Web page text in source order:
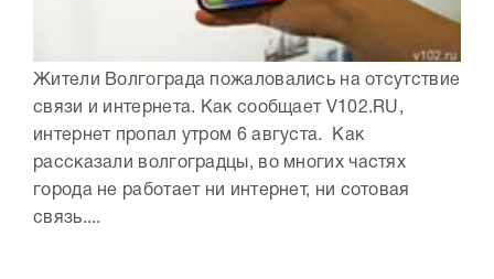
Жители Волгограда пожаловались на отсутствие
связи и интернета. Как сообщает V102.RU,
интернет пропал утром 6 августа. Как
рассказали волгоградцы, во многих частях
города не работает ни интернет, ни сотовая
связь....